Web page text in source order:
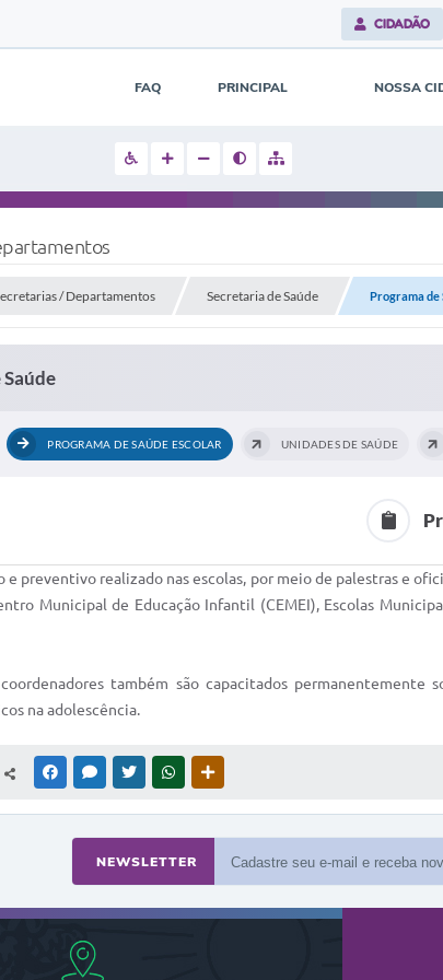
CIDADÃO
FAQ PRINCIPAL NOSSA
/ Departamentos Secretaria de Saúde Programa de
PROGRAMA DE SAÚDE ESCOLAR UNIDADES DE SAÚDE
e preventivo realizado nas escolas, por meio de palestras e
Municipal de Educação Infantil (CEMEI), Escolas
também são capacitados permanentemente
na adolescência.
FACEBOOKMESSENGER
TWITTERWHATSAPP
NEWSLETTER